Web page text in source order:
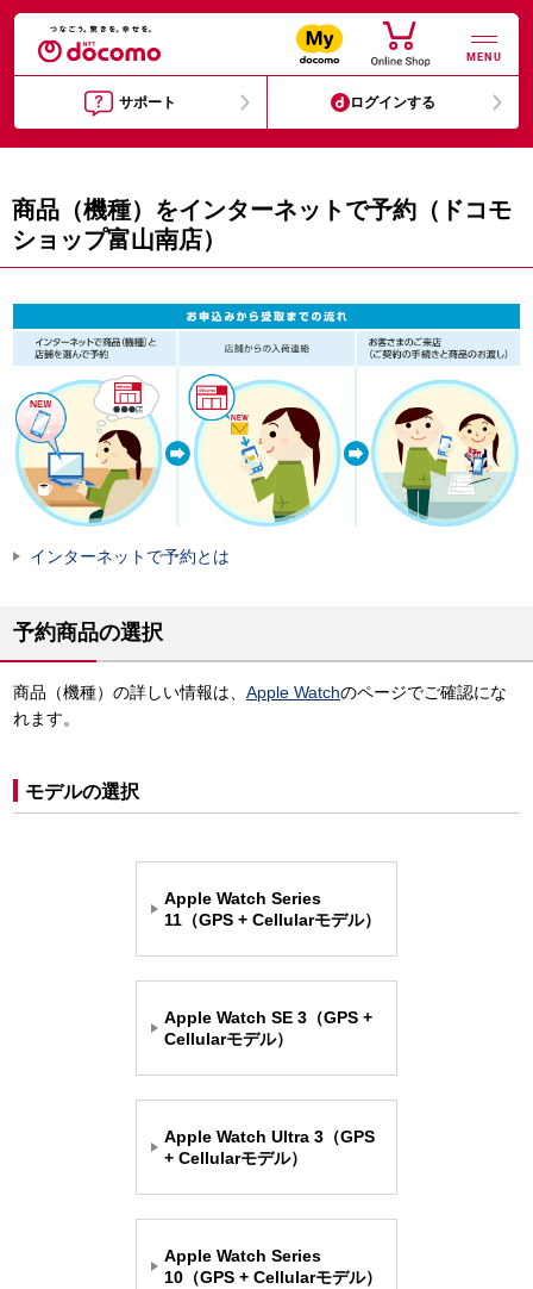
MENU
サポート ログインする
商品（機種）をインターネットで予約（ドコモ
ショップ富山南店）
インターネットで予約とは
予約商品の選択
商品（機種）の詳しい情報は、 Apple Watchのページでご確認にな
れます。
モデルの選択
Apple Watch Series
11（GPS + Cellularモデル）
Apple Watch SE 3（GPS +
Cellularモデル）
Apple Watch Ultra 3（GPS
+ Cellularモデル）
Apple Watch Series
10（GPS + Cellularモデル）